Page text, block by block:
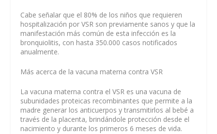
Cabe señalar que el 80% de los niños que requieren
hospitalización por VSR son previamente sanos y que la
manifestación más común de esta infección es la
bronquiolitis, con hasta 350.000 casos notificados
anualmente.
Más acerca de la vacuna materna contra VSR
La vacuna materna contra el VSR es una vacuna de
subunidades proteicas recombinantes que permite a la
madre generar los anticuerpos y transmitirlos al bebé a
través de la placenta, brindándole protección desde el
nacimiento y durante los primeros 6 meses de vida.